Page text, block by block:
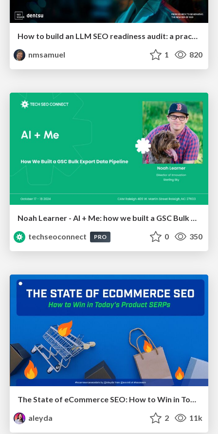
How to build an LLM SEO readiness audit: a practical framework
nmsamuel
1 820
Noah Learner - AI + Me: how we built a GSC Bulk Export data pipeline
techseoconnect
PRO 0 350
The State of eCommerce SEO: How to Win in Today's Products SERPs - #SEOweek
aleyda
2 11k